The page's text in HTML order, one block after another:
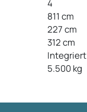
4
811 cm
227 cm
312 cm
Integriert
5.500 kg